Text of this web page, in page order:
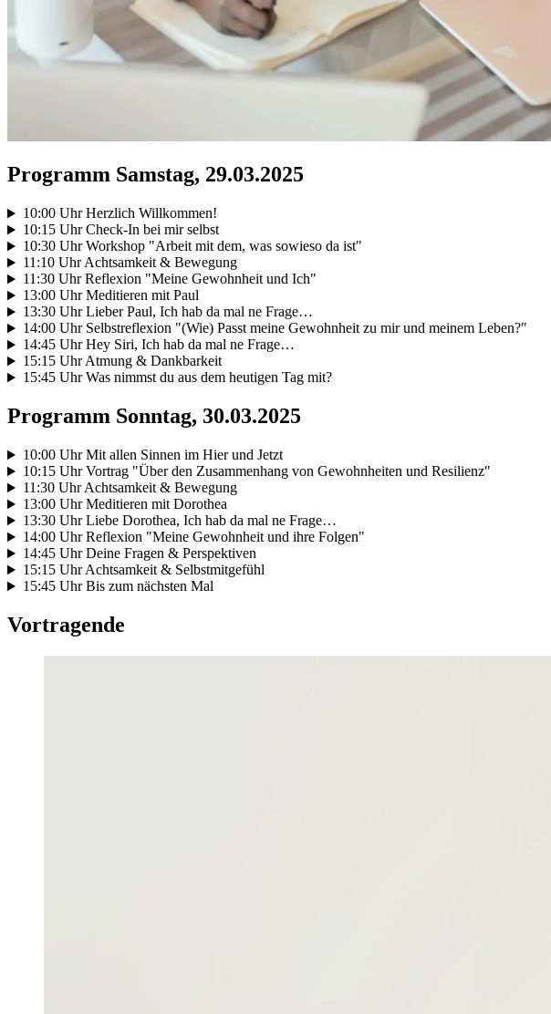
Programm Samstag, 29.03.2025
10:00 Uhr Herzlich Willkommen!
10:15 Uhr Check-In bei mir selbst
10:30 Uhr Workshop "Arbeit mit dem, was sowieso da ist"
11:10 Uhr Achtsamkeit & Bewegung
11:30 Uhr Reflexion "Meine Gewohnheit und Ich"
13:00 Uhr Meditieren mit Paul
13:30 Uhr Lieber Paul, Ich hab da mal ne Frage…
14:00 Uhr Selbstreflexion "(Wie) Passt meine Gewohnheit zu mir und meinem Leben?"
14:45 Uhr Hey Siri, Ich hab da mal ne Frage…
15:15 Uhr Atmung & Dankbarkeit
15:45 Uhr Was nimmst du aus dem heutigen Tag mit?
Programm Sonntag, 30.03.2025
10:00 Uhr Mit allen Sinnen im Hier und Jetzt
10:15 Uhr Vortrag "Über den Zusammenhang von Gewohnheiten und Resilienz"
11:30 Uhr Achtsamkeit & Bewegung
13:00 Uhr Meditieren mit Dorothea
13:30 Uhr Liebe Dorothea, Ich hab da mal ne Frage…
14:00 Uhr Reflexion "Meine Gewohnheit und ihre Folgen"
14:45 Uhr Deine Fragen & Perspektiven
15:15 Uhr Achtsamkeit & Selbstmitgefühl
15:45 Uhr Bis zum nächsten Mal
Vortragende